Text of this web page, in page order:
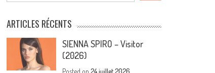
ARTICLES RÉCENTS
SIENNA SPIRO – Visitor
(2026)
Posted on24 juillet 2026